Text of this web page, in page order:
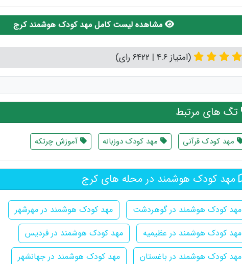
مشاهده لیست کامل مهد کودک هوشمند کرج
(امتیاز 4.6 | 6422 رای)
تگ های مرتبط
مهد کودک قرآنی مهد کودک دوزبانه آموزش چرتکه
مهد کودک هوشمند در محله های کرج
مهد کودک هوشمند در گوهردشت
مهد کودک هوشمند در مهرشهر
مهد کودک هوشمند در عظیمیه
مهد کودک هوشمند در فردیس
مهد کودک هوشمند در باغستان
مهد کودک هوشمند در جهانشهر